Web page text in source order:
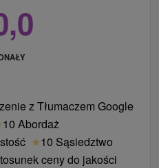
z Tłumaczem Google
10 Abordaż
★10 Sąsiedztwo
ceny do jakości